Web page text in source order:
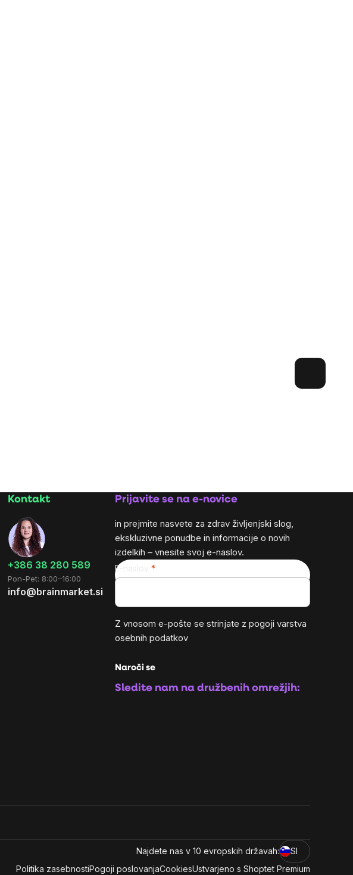
Kontakt
+386 38 280 589
Pon-Pet: 8:00–16:00
info@brainmarket.si
Prijavite se na e-novice
in prejmite nasvete za zdrav življenjski slog,
ekskluzivne ponudbe in informacije o novih
izdelkih – vnesite svoj e-naslov.
E-naslov
Z vnosom e-pošte se strinjate z pogoji varstva
osebnih podatkov
Naroči se
Sledite nam na družbenih omrežjih:
Najdete nas v 10 evropskih državah:
SI
Politika zasebnostiPogoji poslovanjaCookiesUstvarjeno s Shoptet Premium